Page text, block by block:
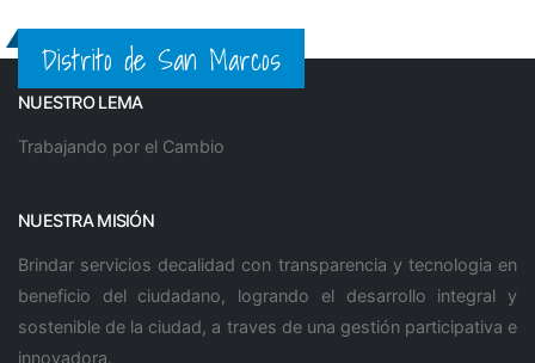
Distrito de San Marcos
NUESTRO LEMA
Trabajando por el Cambio
NUESTRA MISIÓN
Brindar servicios decalidad con transparencia y tecnologia en
beneficio del ciudadano, logrando el desarrollo integral y
sostenible de la ciudad, a traves de una gestión participativa e
innovadora.